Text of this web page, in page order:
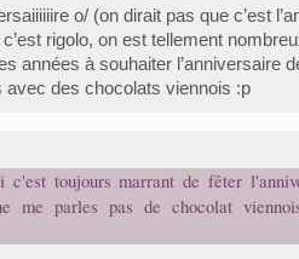
o/ (on dirait pas que c’est
c’est rigolo, on est tellement
années à souhaiter l’anniversaire
avec des chocolats viennois :p
toujours marrant de fêter
me parles pas de chocolat